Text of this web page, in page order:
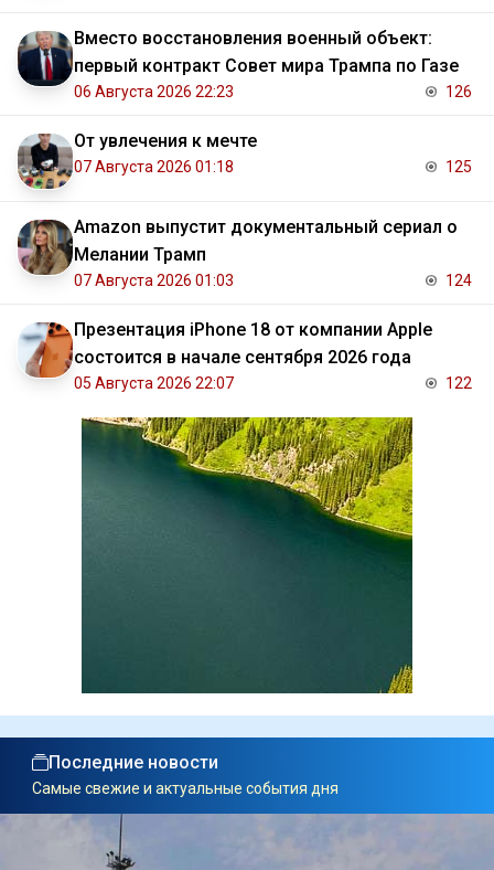
Вместо восстановления военный объект:
первый контракт Совет мира Трампа по Газе
06 Августа 2026 22:23 126
От увлечения к мечте
07 Августа 2026 01:18 125
Amazon выпустит документальный сериал о
Мелании Трамп
07 Августа 2026 01:03 124
Презентация iPhone 18 от компании Apple
состоится в начале сентября 2026 года
05 Августа 2026 22:07 122
Последние новости
Самые свежие и актуальные события дня